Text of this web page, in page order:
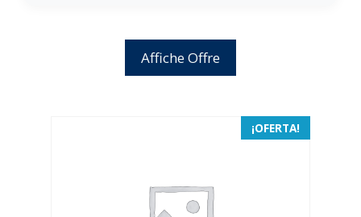
Affiche Offre
¡OFERTA!